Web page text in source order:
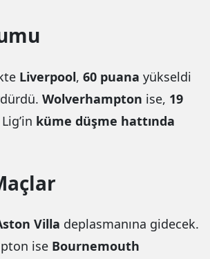
Liverpool, 60 puana yükseldi
Wolverhampton ise, 19
küme düşme hattında
Villa deplasmanına gidecek.
ise Bournemouth